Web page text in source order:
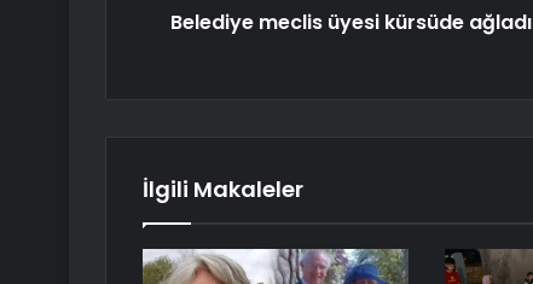
Belediye meclis üyesi kürsüde ağladı
İlgili Makaleler